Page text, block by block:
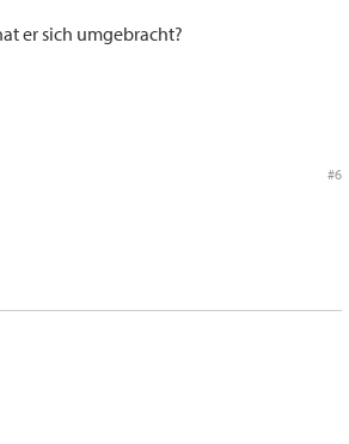
er sich umgebracht?
#6